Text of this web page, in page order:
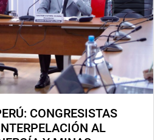
CONGRESISTAS
AL